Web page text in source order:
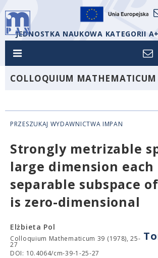
JEDNOSTKA NAUKOWA KATEGORII A+
COLLOQUIUM MATHEMATICUM
PRZESZUKAJ WYDAWNICTWA IMPAN
Strongly metrizable
large dimension each
separable subspace
is zero-dimensional
Elżbieta Pol
Colloquium Mathematicum 39 (1978), 25-
27
DOI: 10.4064/cm-39-1-25-27